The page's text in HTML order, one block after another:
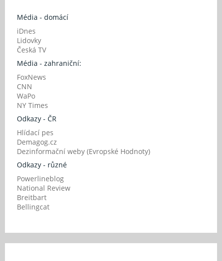
Média - domácí
iDnes
Lidovky
Česká TV
Média - zahraniční:
FoxNews
CNN
WaPo
NY Times
Odkazy - ČR
Hlídací pes
Demagog.cz
Dezinformační weby (Evropské Hodnoty)
Odkazy - různé
Powerlineblog
National Review
Breitbart
Bellingcat